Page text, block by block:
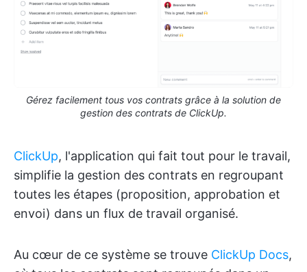
Gérez facilement tous vos contrats grâce à la solution de
gestion des contrats de ClickUp.
ClickUp, l'application qui fait tout pour le travail,
simplifie la gestion des contrats en regroupant
toutes les étapes (proposition, approbation et
envoi) dans un flux de travail organisé.
Au cœur de ce système se trouve ClickUp Docs,